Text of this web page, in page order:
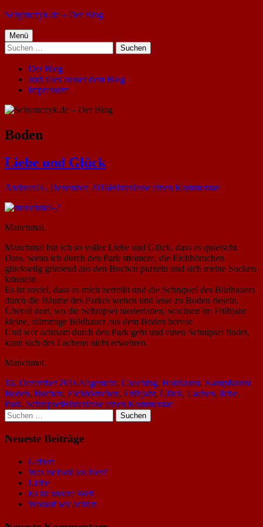
Springe
Inhalt
Schymczyk.de – Der Blog
Primäres
Menü
Menü
Suchen
nach:
Der Blog
und alles ausser dem Blog
Impressum
Schlagwort:
Boden
Liebe und Glück
Autor
AndreasVeröffentlicht
16. Dezember 2016Hinterlasse einen Kommentarzu
Manchmal.
Manchmal bin ich so voller Liebe und Glück, dass es quietscht.
Dass, wenn ich durch den Park stromere, die Eichhörnchen
glückselig grinsend aus den Buchen purzeln und sich meine Socken
kräuseln.
Es ist soviel, dass es mich zerreißt und die Schnipsel des Bildhauers
durch die Bäume des Parkes wehen und leise zu Boden rieseln.
Überall dort, wo die Schnipsel niederfallen, wachsen im Frühjahr
kleine, stämmige Bildhauer aus dem Boden hervor.
Und wer achtsam durch den Park geht und einen Schnipsel findet,
kann sich des Lachens nicht erwehren.
Manchmal.
Veröffentlicht
am
16. Dezember 2016Kategorien
Allgemein, Coaching, Holzkunst, Kampfkunst
Boden, Buchen, Eichhörnchen, Frühjahr, Glück, Lachen, liebe,
Park, SchnipselHinterlasse einen Kommentarzu
Haupt-
Seitenleiste
Suchen
nach:
Neueste Beiträge
Geburt
Was ist bloß los hier?
Liebe
Es ist unsere Welt
Worauf wir achten